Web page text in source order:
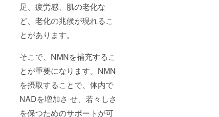
足、疲労感、肌の老化な
ど、老化の兆候が現れるこ
とがあります。
そこで、NMNを補充するこ
とが重要になります。NMN
を摂取することで、体内で
NADを増加さ せ、若々しさ
を保つためのサポートが可